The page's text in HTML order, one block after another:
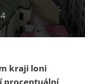
snímek. Foto: Wikimedia
kraji loni
procentuální